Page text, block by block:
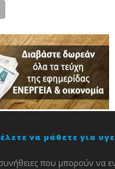
να μάθετε για
που μπορούν να